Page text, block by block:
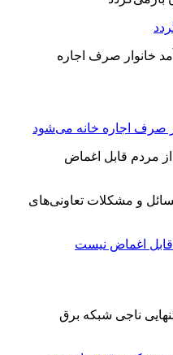
و مشکلات تعاونی‌های
قابل اغماض نیست